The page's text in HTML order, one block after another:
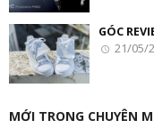
GÓC
21/05/
MỚI TRONG CHUYÊN